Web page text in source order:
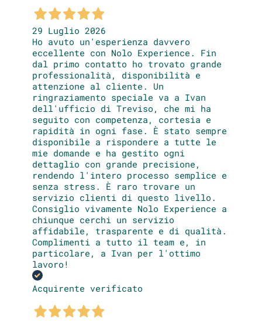
29 Luglio 2026
Ho avuto un'esperienza davvero
eccellente con Nolo Experience. Fin
dal primo contatto ho trovato grande
professionalità, disponibilità e
attenzione al cliente. Un
ringraziamento speciale va a Ivan
dell'ufficio di Treviso, che mi ha
seguito con competenza, cortesia e
rapidità in ogni fase. È stato sempre
disponibile a rispondere a tutte le
mie domande e ha gestito ogni
dettaglio con grande precisione,
rendendo l'intero processo semplice e
senza stress. È raro trovare un
servizio clienti di questo livello.
Consiglio vivamente Nolo Experience a
chiunque cerchi un servizio
affidabile, trasparente e di qualità.
Complimenti a tutto il team e, in
particolare, a Ivan per l'ottimo
lavoro!
Acquirente verificato